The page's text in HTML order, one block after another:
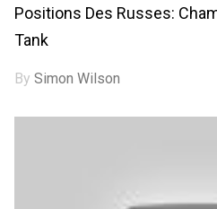
Positions Des Russes:
Tank
BySimon Wilson